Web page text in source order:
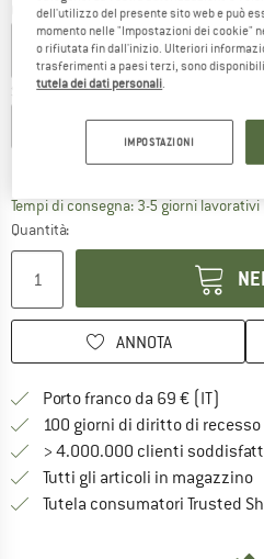
Colore:TNF Black
Scegli la taglia:
S M L
Guida alle taglie
Tempi di consegna: 3-5 giorni lavorativi
Quantità:
ANNOTA
Porto franco da 69 € (IT)
100 giorni di diritto di recesso
> 4.000.000 clienti
Tutti gli articoli in magazzino
Tutela consumatori Trusted
dell'utilizzo del presente sito web e può
momento nelle "Impostazioni dei cookie"
o rifiutata fin dall'inizio. Ulteriori
trasferimenti a paesi terzi, sono
tutela dei dati personali
IMPOSTAZIONI